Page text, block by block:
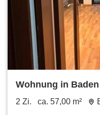
Wohnung in
2 Zi. ca. 57,00 m²